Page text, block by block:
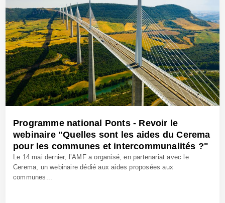
Programme national Ponts - Revoir le
webinaire "Quelles sont les aides du Cerema
pour les communes et intercommunalités ?"
Le 14 mai dernier, l’AMF a organisé, en partenariat avec le
Cerema, un webinaire dédié aux aides proposées aux
communes...